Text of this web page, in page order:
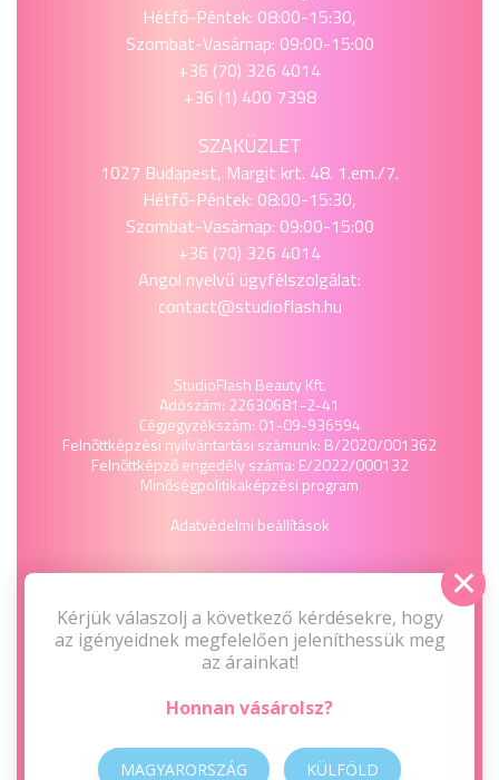
Hétfő-Péntek: 08:00-15:30,
Szombat-Vasárnap: 09:00-15:00
+36 (70) 326 4014
+36 (1) 400 7398
SZAKÜZLET
1027 Budapest, Margit krt. 48. 1.em./7.
Hétfő-Péntek: 08:00-15:30,
Szombat-Vasárnap: 09:00-15:00
+36 (70) 326 4014
Angol nyelvű ügyfélszolgálat:
contact@studioflash.hu
StudioFlash Beauty Kft.
Adószám: 22630681-2-41
Cégjegyzékszám: 01-09-936594
Felnőttképzési nyilvántartási számunk: B/2020/001362
Felnőttképző engedély száma: E/2022/000132
Minőségpolitikaképzési program
Adatvédelmi beállítások
Kérjük válaszolj a következő kérdésekre, hogy
az igényeidnek megfelelően jeleníthessük meg
az árainkat!
Honnan vásárolsz?
MAGYARORSZÁG KÜLFÖLD